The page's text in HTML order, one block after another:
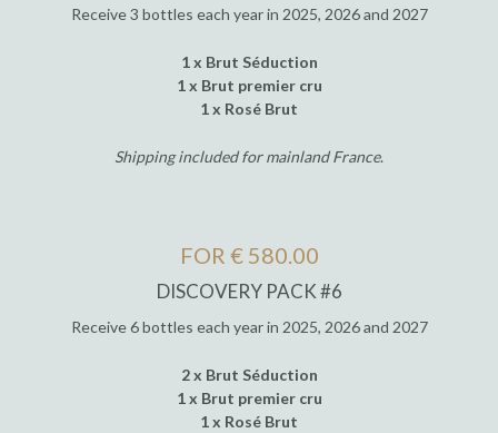
Receive 3 bottles each year in 2025, 2026 and 2027
1 x Brut Séduction
1 x Brut premier cru
1 x Rosé Brut
Shipping included for mainland France.
FOR € 580.00
DISCOVERY PACK #6
Receive 6 bottles each year in 2025, 2026 and 2027
2 x Brut Séduction
1 x Brut premier cru
1 x Rosé Brut